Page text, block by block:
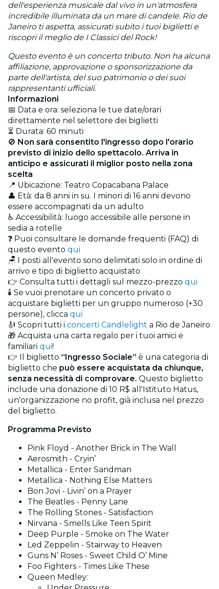
dell'esperienza musicale dal vivo in un'atmosfera
incredibile illuminata da un mare di candele. Rio de
Janeiro ti aspetta, assicurati subito i tuoi biglietti e
riscopri il meglio de I Classici del Rock!
Questo evento è un concerto tributo. Non ha alcuna
affiliazione, approvazione o sponsorizzazione da
parte dell'artista, del suo patrimonio o dei suoi
rappresentanti ufficiali.
Informazioni
📅 Data e ora: seleziona le tue date/orari
direttamente nel selettore dei biglietti
⏳ Durata: 60 minuti
🚫 Non sarà consentito l'ingresso dopo l'orario
previsto di inizio dello spettacolo. Arriva in
anticipo e assicurati il miglior posto nella zona
scelta
📍 Ubicazione: Teatro Copacabana Palace
👤 Età: da 8 anni in su. I minori di 16 anni devono
essere accompagnati da un adulto
♿ Accessibilità: luogo accessibile alle persone in
sedia a rotelle
❓ Puoi consultare le domande frequenti (FAQ) di
questo evento qui
🪑 I posti all'evento sono delimitati solo in ordine di
arrivo e tipo di biglietto acquistato
👉 Consulta tutti i dettagli sul mezzo-prezzo qui
🕯️ Se vuoi prenotare un concerto privato o
acquistare biglietti per un gruppo numeroso (+30
persone), clicca qui
🎻 Scopri tutti i concerti Candlelight a Rio de Janeiro
🎁 Acquista una carta regalo per i tuoi amici e
familiari qui!
👉 Il biglietto “Ingresso Sociale” è una categoria di
biglietto che può essere acquistata da chiunque,
senza necessità di comprovare. Questo biglietto
include una donazione di 10 R$ all'Istituto Hatus,
un'organizzazione no profit, già inclusa nel prezzo
del biglietto.
Programma Previsto
Pink Floyd - Another Brick in The Wall
Aerosmith - Cryin’
Metallica - Enter Sandman
Metallica - Nothing Else Matters
Bon Jovi - Livin’ on a Prayer
The Beatles - Penny Lane
The Rolling Stones - Satisfaction
Nirvana - Smells Like Teen Spirit
Deep Purple - Smoke on The Water
Led Zeppelin - Stairway to Heaven
Guns N’ Roses - Sweet Child O’ Mine
Foo Fighters - Times Like These
Queen Medley: